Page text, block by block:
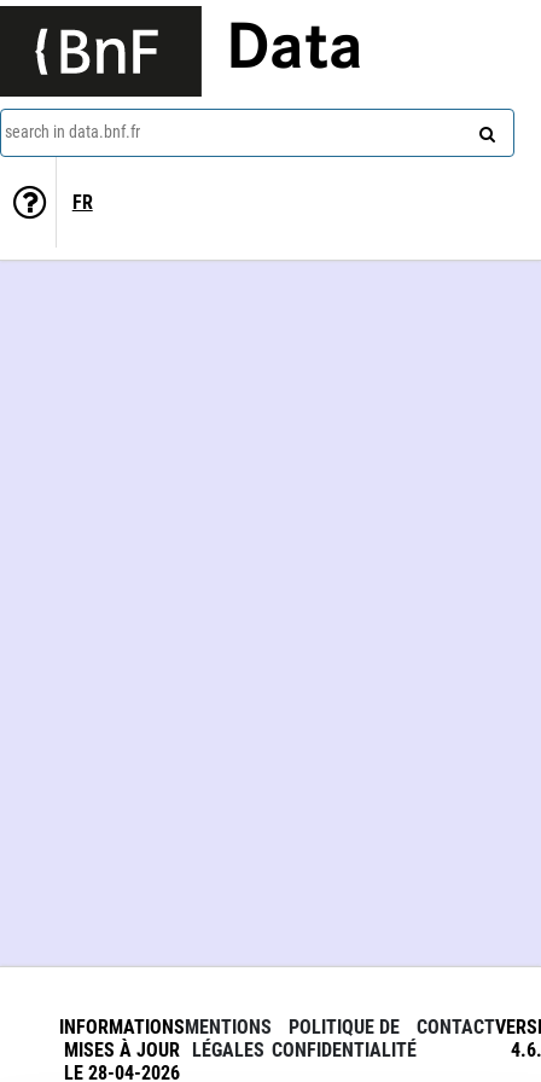
Data
search in data.bnf.fr
FR
INFORMATIONS
MISES À JOUR
LE 28-04-2026
MENTIONS
LÉGALES
POLITIQUE DE
CONFIDENTIALITÉ
CONTACT